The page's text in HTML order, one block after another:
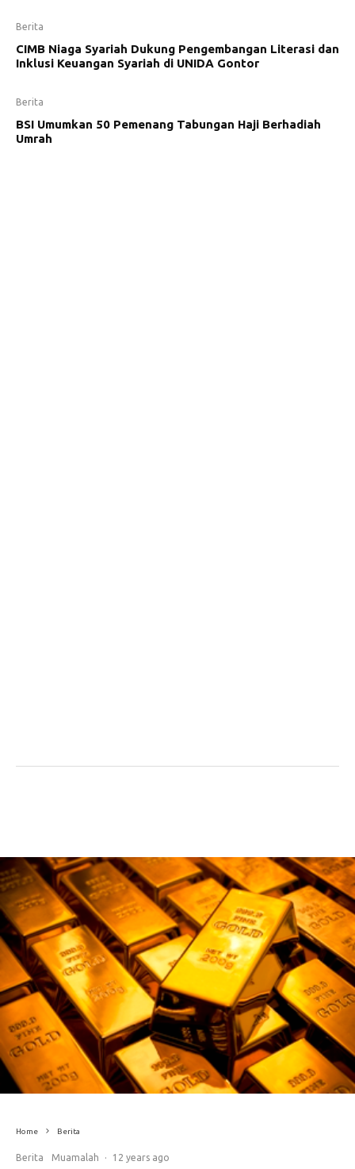
Berita
CIMB Niaga Syariah Dukung Pengembangan Literasi dan
Inklusi Keuangan Syariah di UNIDA Gontor
Berita
BSI Umumkan 50 Pemenang Tabungan Haji Berhadiah
Umrah
Home Berita
Berita Muamalah · 12 years ago